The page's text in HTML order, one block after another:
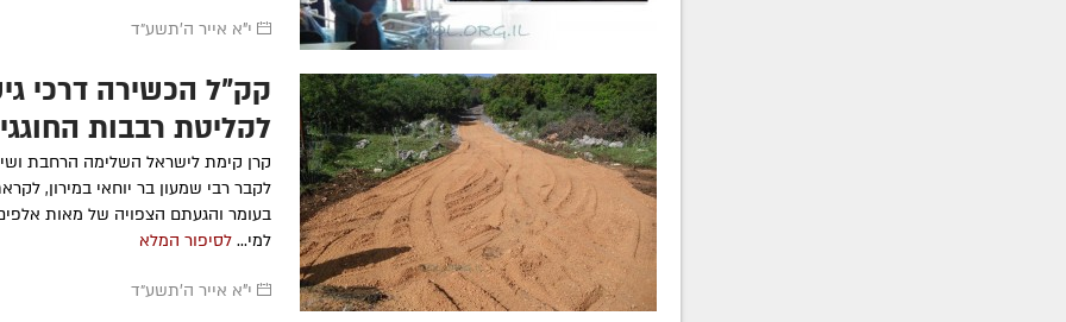
י"א אייר ה׳תשע״ד
קק"ל הכשירה דרכי
לקליטת רבבות
קרן קימת לישראל השלימה הרחבת
לקבר רבי שמעון בר יוחאי במירון,
בעומר והגעתם הצפויה של מאות
למי... לסיפור המלא
י"א אייר ה׳תשע״ד